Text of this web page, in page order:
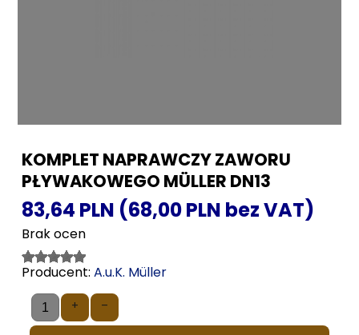
KOMPLET NAPRAWCZY ZAWORU
PŁYWAKOWEGO MÜLLER DN13
83,64 PLN (68,00 PLN bez VAT)
Brak ocen
Producent:A.u.K. Müller
+ –